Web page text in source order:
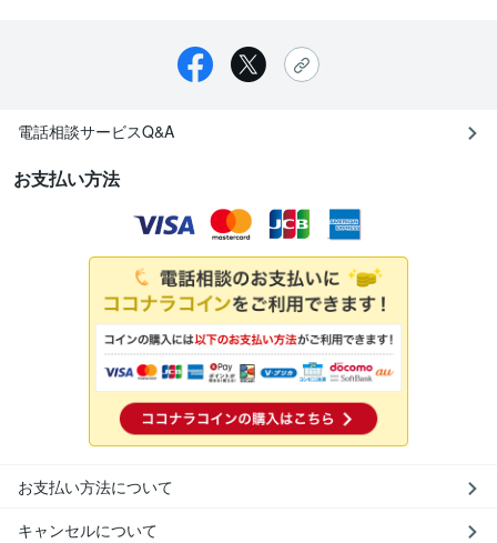
電話相談サービスQ&A
お支払い方法
お支払い方法について
キャンセルについて